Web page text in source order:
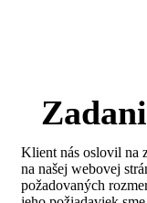
Klient nás oslovil na
na našej webovej
požadovaných